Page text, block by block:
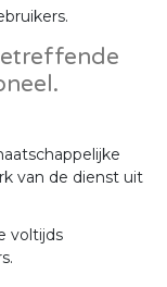
van de dienst uit
voltijds